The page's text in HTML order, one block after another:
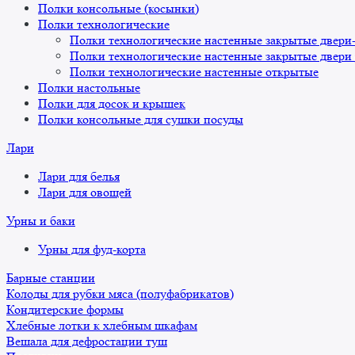
Полки консольные (косынки)
Полки технологические
Полки технологические настенные закрытые
Полки технологические настенные закрытые
Полки технологические настенные открытые
Полки настольные
Полки для досок и крышек
Полки консольные для сушки посуды
Лари
Лари для белья
Лари для овощей
Урны и баки
Урны для фуд-корта
Барные станции
Колоды для рубки мяса (полуфабрикатов)
Кондитерские формы
Хлебные лотки к хлебным шкафам
Вешала для дефростации туш